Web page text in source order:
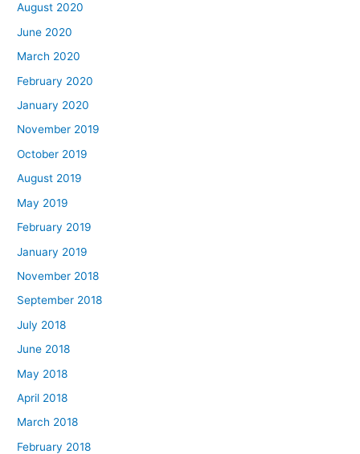
August 2020
June 2020
March 2020
February 2020
January 2020
November 2019
October 2019
August 2019
May 2019
February 2019
January 2019
November 2018
September 2018
July 2018
June 2018
May 2018
April 2018
March 2018
February 2018